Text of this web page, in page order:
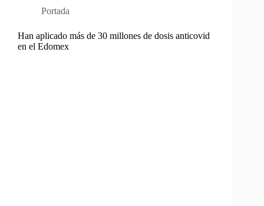
Portada
Han aplicado más de 30 millones de dosis anticovid
en el Edomex